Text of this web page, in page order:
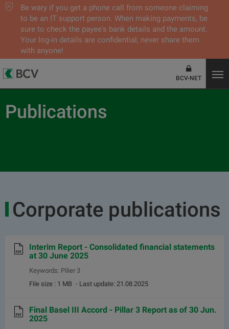
Be wary if you get a phone call from someone claiming
to be an IT support person. When making payments, be
sure to check the payee's bank details and the amount.
Your log-in details are confidential, never share them
with anyone!
BCV-NET
Publications
Corporate publications
Interim Report - Consolidated financial statements
at 30 June 2025
Keywords: Pilier 3
File size : 1 MB - Last update: 21.08.2025
Final Basel III Accord - Pillar 3 Report as of 30 Jun.
2025